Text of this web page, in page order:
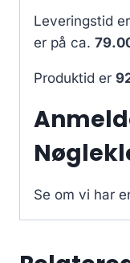
Leveringstid
er på ca.
Produktid er
Se om vi har